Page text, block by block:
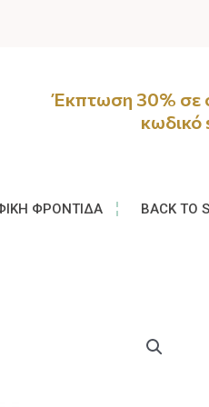
Έκπτωση 30% σε
κωδικό
ΦΡΟΝΤΊΔΑ BACK TO